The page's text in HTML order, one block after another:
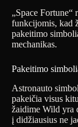
„Space Fortune“
funkcijomis, kad
pakeitimo
mechanikas.
Pakeitimo
Astronauto
pakeičia visus
žaidime Wild yra
į didžiausius ne